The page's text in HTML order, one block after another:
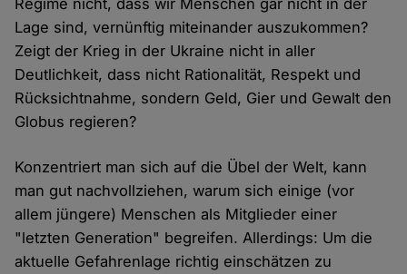
Regime nicht, dass wir Menschen gar nicht in der
Lage sind, vernünftig miteinander auszukommen?
Zeigt der Krieg in der Ukraine nicht in aller
Deutlichkeit, dass nicht Rationalität, Respekt und
Rücksichtnahme, sondern Geld, Gier und Gewalt den
Globus regieren?
Konzentriert man sich auf die Übel der Welt, kann
man gut nachvollziehen, warum sich einige (vor
allem jüngere) Menschen als Mitglieder einer
"letzten Generation" begreifen. Allerdings: Um die
aktuelle Gefahrenlage richtig einschätzen zu